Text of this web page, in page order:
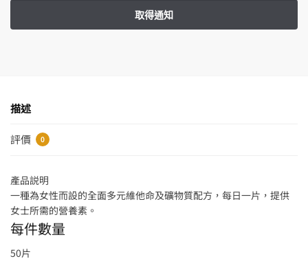
描述
評價 0
產品説明
一種為女性而設的全面多元維他命及礦物質配方，每日一片，提供
女士所需的營養素。
每件數量
50片